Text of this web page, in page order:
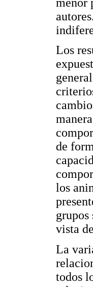
Los
de
los
grupos
vista
La
todos